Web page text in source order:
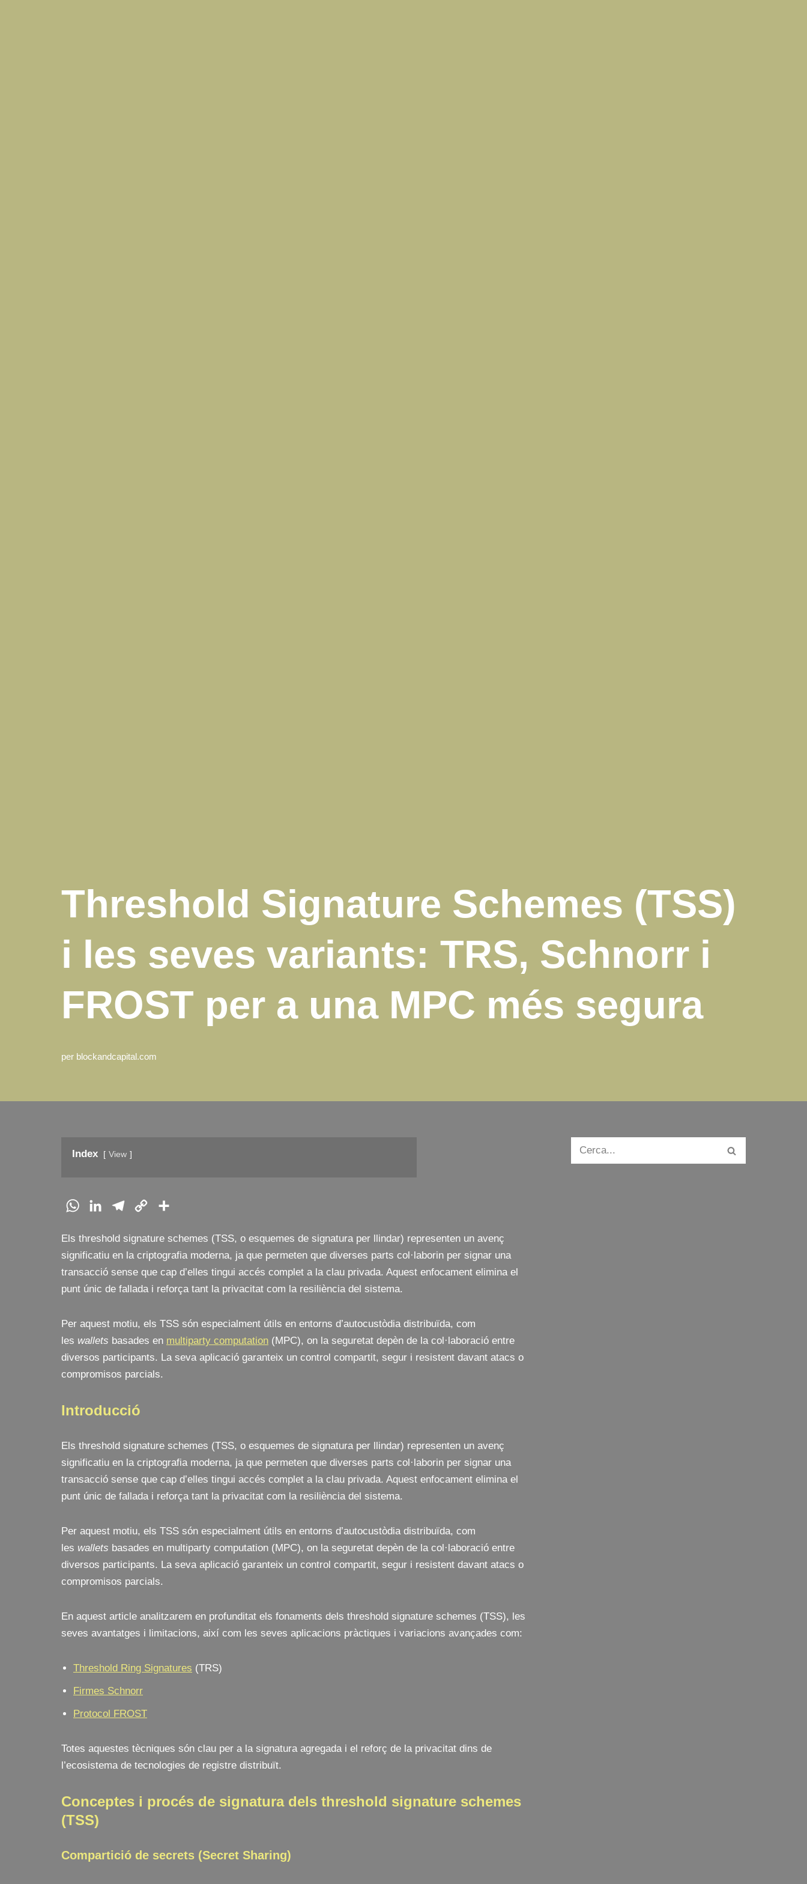
Threshold Signature Schemes (TSS)
i les seves variants: TRS, Schnorr i
FROST per a una MPC més segura
per blockandcapital.com
Index View
W
a
t
s
A
n
k
e
d
l
e
g
r
p
y
L
i
m
p
a
r
Els threshold signature schemes (TSS, o esquemes de signatura per llindar) representen un avenç
significatiu en la criptografia moderna, ja que permeten que diverses parts col·laborin per signar una
transacció sense que cap d’elles tingui accés complet a la clau privada. Aquest enfocament elimina el
punt únic de fallada i reforça tant la privacitat com la resiliència del sistema.
Per aquest motiu, els TSS són especialment útils en entorns d’autocustòdia distribuïda, com
les wallets basades en multiparty computation (MPC), on la seguretat depèn de la col·laboració entre
diversos participants. La seva aplicació garanteix un control compartit, segur i resistent davant atacs o
compromisos parcials.
Introducció
Els threshold signature schemes (TSS, o esquemes de signatura per llindar) representen un avenç
significatiu en la criptografia moderna, ja que permeten que diverses parts col·laborin per signar una
transacció sense que cap d’elles tingui accés complet a la clau privada. Aquest enfocament elimina el
punt únic de fallada i reforça tant la privacitat com la resiliència del sistema.
Per aquest motiu, els TSS són especialment útils en entorns d’autocustòdia distribuïda, com
les wallets basades en multiparty computation (MPC), on la seguretat depèn de la col·laboració entre
diversos participants. La seva aplicació garanteix un control compartit, segur i resistent davant atacs o
compromisos parcials.
En aquest article analitzarem en profunditat els fonaments dels threshold signature schemes (TSS), les
seves avantatges i limitacions, així com les seves aplicacions pràctiques i variacions avançades com:
Threshold Ring Signatures (TRS)
Firmes Schnorr
Protocol FROST
Totes aquestes tècniques són clau per a la signatura agregada i el reforç de la privacitat dins de
l’ecosistema de tecnologies de registre distribuït.
Conceptes i procés de signatura dels threshold signature schemes
(TSS)
Compartició de secrets (Secret Sharing)